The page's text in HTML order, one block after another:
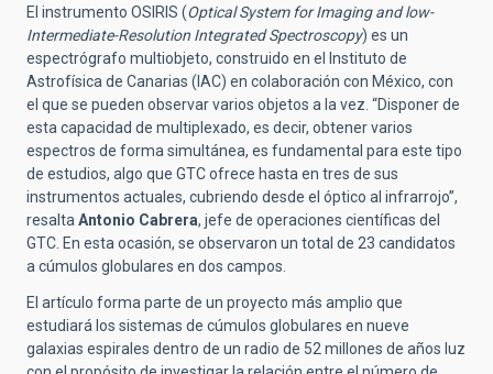
El instrumento OSIRIS (Optical System for Imaging and low-
Intermediate-Resolution Integrated Spectroscopy) es un
espectrógrafo multiobjeto, construido en el Instituto de
Astrofísica de Canarias (IAC) en colaboración con México, con
el que se pueden observar varios objetos a la vez. “Disponer de
esta capacidad de multiplexado, es decir, obtener varios
espectros de forma simultánea, es fundamental para este tipo
de estudios, algo que GTC ofrece hasta en tres de sus
instrumentos actuales, cubriendo desde el óptico al infrarrojo”,
resalta Antonio Cabrera, jefe de operaciones científicas del
GTC. En esta ocasión, se observaron un total de 23 candidatos
a cúmulos globulares en dos campos.
El artículo forma parte de un proyecto más amplio que
estudiará los sistemas de cúmulos globulares en nueve
galaxias espirales dentro de un radio de 52 millones de años luz